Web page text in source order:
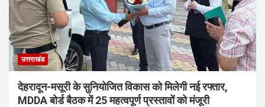
उत्तराखंड
देहरादून-मसूरी के सुनियोजित विकास को मिलेगी नई रफ्तार,
MDDA बोर्ड बैठक में 25 महत्वपूर्ण प्रस्तावों को मंजूरी